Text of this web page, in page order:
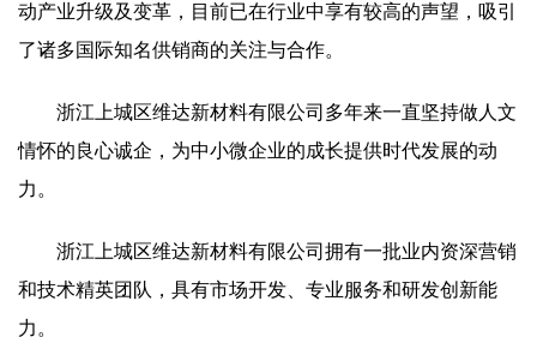
动产业升级及变革，目前已在行业中享有较高的声望，吸引
了诸多国际知名供销商的关注与合作。
浙江上城区维达新材料有限公司多年来一直坚持做人文
情怀的良心诚企，为中小微企业的成长提供时代发展的动
力。
浙江上城区维达新材料有限公司拥有一批业内资深营销
和技术精英团队，具有市场开发、专业服务和研发创新能
力。